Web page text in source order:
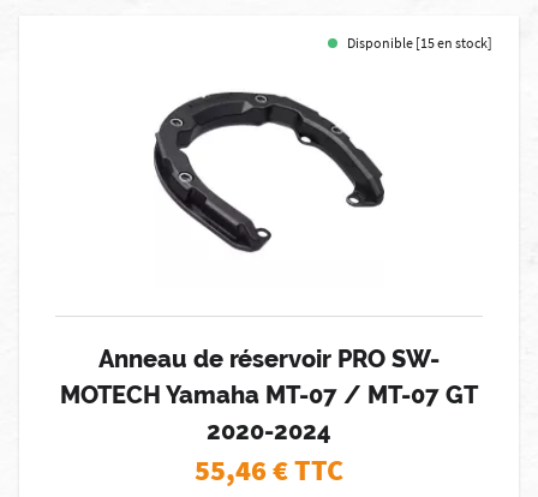
Disponible [15 en stock]
Anneau de réservoir PRO SW-
MOTECH Yamaha MT-07 / MT-07 GT
2020-2024
55,46€ TTC